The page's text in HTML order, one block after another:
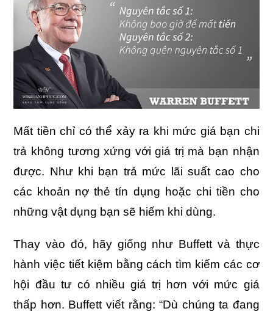
Mất tiền chỉ có thể xảy ra khi mức giá bạn chi
trả không tương xứng với giá trị mà bạn nhận
được. Như khi bạn trả mức lãi suất cao cho
các khoản nợ thẻ tín dụng hoặc chi tiền cho
những vật dụng bạn sẽ hiếm khi dùng.
Thay vào đó, hãy giống như Buffett và thực
hành việc tiết kiệm bằng cách tìm kiếm các cơ
hội đầu tư có nhiều giá trị hơn với mức giá
thấp hơn. Buffett viết rằng: “Dù chúng ta đang